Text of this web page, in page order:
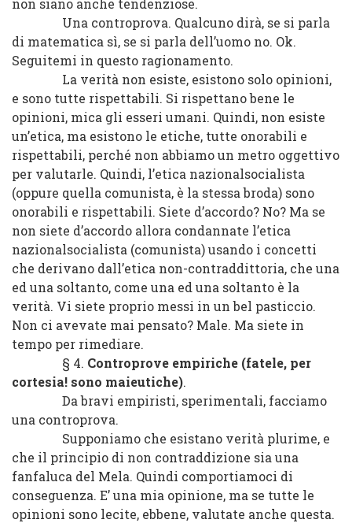
Una controprova. Qualcuno dirà, se si parla
di matematica sì, se si parla dell’uomo no. Ok.
Seguitemi in questo ragionamento.
La verità non esiste, esistono solo opinioni,
e sono tutte rispettabili. Si rispettano bene le
opinioni, mica gli esseri umani. Quindi, non esiste
un’etica, ma esistono le etiche, tutte onorabili e
rispettabili, perché non abbiamo un metro oggettivo
per valutarle. Quindi, l’etica nazionalsocialista
(oppure quella comunista, è la stessa broda) sono
onorabili e rispettabili. Siete d’accordo? No? Ma se
non siete d’accordo allora condannate l’etica
nazionalsocialista (comunista) usando i concetti
che derivano dall’etica non-contraddittoria, che una
ed una soltanto, come una ed una soltanto è la
verità. Vi siete proprio messi in un bel pasticcio.
Non ci avevate mai pensato? Male. Ma siete in
tempo per rimediare.
§ 4. Controprove empiriche (fatele, per
cortesia! sono maieutiche).
Da bravi empiristi, sperimentali, facciamo
una controprova.
Supponiamo che esistano verità plurime, e
che il principio di non contraddizione sia una
fanfaluca del Mela. Quindi comportiamoci di
conseguenza. E’ una mia opinione, ma se tutte le
opinioni sono lecite, ebbene, valutate anche questa.